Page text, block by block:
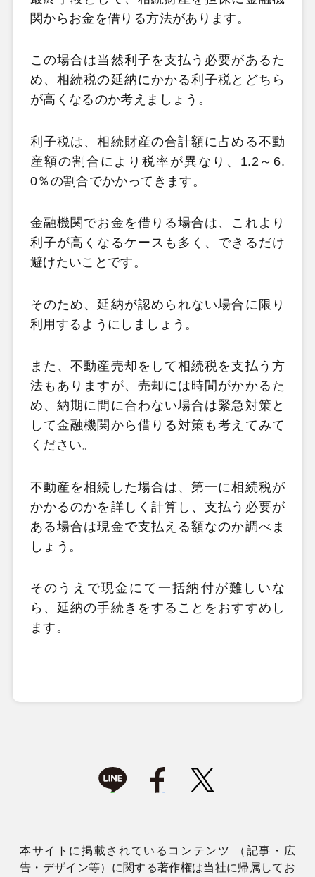
関からお金を借りる方法があります。
この場合は当然利子を支払う必要があるた
め、相続税の延納にかかる利子税とどちら
が高くなるのか考えましょう。
利子税は、相続財産の合計額に占める不動
産額の割合により税率が異なり、1.2～6.
0％の割合でかかってきます。
金融機関でお金を借りる場合は、これより
利子が高くなるケースも多く、できるだけ
避けたいことです。
そのため、延納が認められない場合に限り
利用するようにしましょう。
また、不動産売却をして相続税を支払う方
法もありますが、売却には時間がかかるた
め、納期に間に合わない場合は緊急対策と
して金融機関から借りる対策も考えてみて
ください。
不動産を相続した場合は、第一に相続税が
かかるのかを詳しく計算し、支払う必要が
ある場合は現金で支払える額なのか調べま
しょう。
そのうえで現金にて一括納付が難しいな
ら、延納の手続きをすることをおすすめし
ます。
本サイトに掲載されているコンテンツ （記事・広
告・デザイン等）に関する著作権は当社に帰属してお